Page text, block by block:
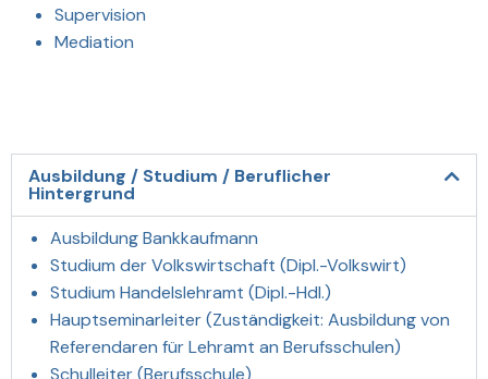
Supervision
Mediation
Ausbildung / Studium / Beruflicher
Hintergrund
Ausbildung Bankkaufmann
Studium der Volkswirtschaft (Dipl.-Volkswirt)
Studium Handelslehramt (Dipl.-Hdl.)
Hauptseminarleiter (Zuständigkeit: Ausbildung von
Referendaren für Lehramt an Berufsschulen)
Schulleiter (Berufsschule)